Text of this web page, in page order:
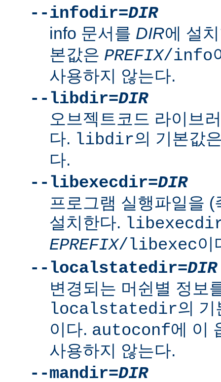
--infodir=DIR
info 문서를 DIR에 설
본값은 PREFIX/info
사용하지 않는다.
--libdir=DIR
오브젝트코드 라이브
다. libdir의 기본값
다.
--libexecdir=DIR
프로그램 실행파일을
설치한다.
EPREFIX/libexec이
--localstatedir=DIR
변경되는 머쉰별 정보
localstatedir의
이다. autoconf에 이
사용하지 않는다.
--mandir=DIR